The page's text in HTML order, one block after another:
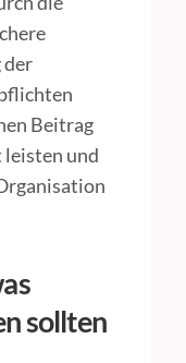
der
Beitrag
leisten und
sollten